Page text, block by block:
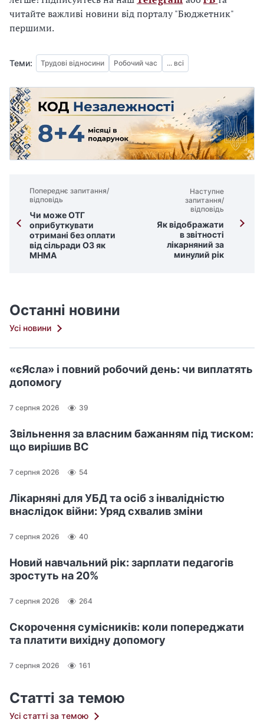
читайте важливі новини від порталу "Бюджетник"
першими.
Теми: Трудові відносини Робочий час ... всі
Попереднє запитання/
відповідь
Чи може ОТГ
оприбуткувати
отримані без оплати
від сільради ОЗ як
МНМА
Наступне
запитання/
відповідь
Як відображати
в звітності
лікарняний за
минулий рік
Останні новини
Усі новини
«єЯсла» і повний робочий день: чи виплатять
допомогу
7 серпня 2026 39
Звільнення за власним бажанням під тиском:
що вирішив ВС
7 серпня 2026 54
Лікарняні для УБД та осіб з інвалідністю
внаслідок війни: Уряд схвалив зміни
7 серпня 2026 40
Новий навчальний рік: зарплати педагогів
зростуть на 20%
7 серпня 2026 264
Скорочення сумісників: коли попереджати
та платити вихідну допомогу
7 серпня 2026 161
Статті за темою
Усі статті за темою